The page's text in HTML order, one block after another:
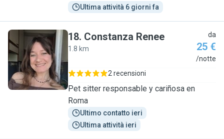
Ultima attività 6 giorni fa
C
18. Constanza Renee
1.8 km
da
25 €
/notte
2 recensioni
Pet sitter responsable y cariñosa en
Roma
Ultimo contatto ieri
Ultima attività ieri